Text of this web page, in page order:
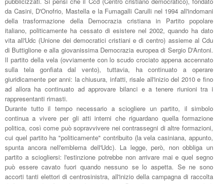
da Casini, D'Onofrio, Mastella e la Fumagalli Carulli nel 1994 all'indomani
della trasformazione della Democrazia cristiana in Partito popolare
italiano, politicamente ha cessato di esistere nel 2002, quando ha dato
vita all'Udc (Unione dei democratici cristiani e di centro) assieme al Cdu
di Buttiglione e alla giovanissima Democrazia europea di Sergio D'Antoni.
Il partito della vela (ovviamente con lo scudo crociato appena accennato
sulla tela gonfiata dal vento), tuttavia, ha continuato a operare
giuridicamente per anni: la chiusura, infatti, risale all'inizio del 2010 e fino
ad allora ha continuato ad approvare bilanci e a tenere riunioni tra i
rappresentanti rimasti.
Durante tutto il tempo necessario a sciogliere un partito, il simbolo
continua a vivere per gli atti interni che riguardano quella formazione
politica, così come può sopravvivere nei contrassegni di altre formazioni,
cui quel partito ha "politicamente" contribuito (la vela casiniana, appunto,
spunta ancora nell'emblema dell'Udc). La legge, però, non obbliga un
partito a sciogliersi: l'estinzione potrebbe non arrivare mai e quel segno
può essere cavato fuori quando nessuno se lo aspetta. Se ne sono
accorti tanti elettori di centrosinistra, all'inizio della campagna di raccolta